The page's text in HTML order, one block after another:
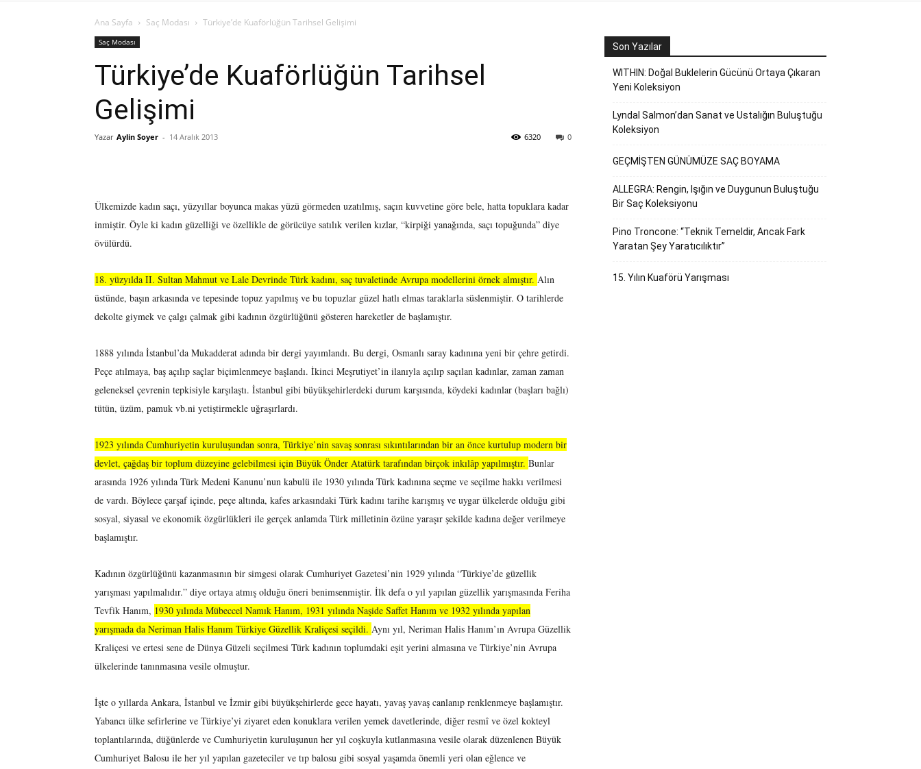
Ana Sayfa Saç Modası Türkiye’de Kuaförlüğün Tarihsel Gelişimi
Saç Modası
Türkiye’de Kuaförlüğün Tarihsel
Gelişimi
Yazar Aylin Soyer - 14 Aralık 2013 0
6320
Ülkemizde kadın saçı, yüzyıllar boyunca makas yüzü görmeden uzatılmış, saçın kuvvetine göre bele, hatta topuklara kadar
inmiştir. Öyle ki kadın güzelliği ve özellikle de görücüye satılık verilen kızlar, “kirpiği yanağında, saçı topuğunda” diye
övülürdü.
18. yüzyılda II. Sultan Mahmut ve Lale Devrinde Türk kadını, saç tuvaletinde Avrupa modellerini örnek almıştır. Alın
üstünde, başın arkasında ve tepesinde topuz yapılmış ve bu topuzlar güzel hatlı elmas taraklarla süslenmiştir. O tarihlerde
dekolte giymek ve çalgı çalmak gibi kadının özgürlüğünü gösteren hareketler de başlamıştır.
1888 yılında İstanbul’da Mukadderat adında bir dergi yayımlandı. Bu dergi, Osmanlı saray kadınına yeni bir çehre getirdi.
Peçe atılmaya, baş açılıp saçlar biçimlenmeye başlandı. İkinci Meşrutiyet’in ilanıyla açılıp saçılan kadınlar, zaman zaman
geleneksel çevrenin tepkisiyle karşılaştı. İstanbul gibi büyükşehirlerdeki durum karşısında, köydeki kadınlar (başları bağlı)
tütün, üzüm, pamuk vb.ni yetiştirmekle uğraşırlardı.
1923 yılında Cumhuriyetin kuruluşundan sonra, Türkiye’nin savaş sonrası sıkıntılarından bir an önce kurtulup modern bir
devlet, çağdaş bir toplum düzeyine gelebilmesi için Büyük Önder Atatürk tarafından birçok inkılâp yapılmıştır. Bunlar
arasında 1926 yılında Türk Medeni Kanunu’nun kabulü ile 1930 yılında Türk kadınına seçme ve seçilme hakkı verilmesi
de vardı. Böylece çarşaf içinde, peçe altında, kafes arkasındaki Türk kadını tarihe karışmış ve uygar ülkelerde olduğu gibi
sosyal, siyasal ve ekonomik özgürlükleri ile gerçek anlamda Türk milletinin özüne yaraşır şekilde kadına değer verilmeye
başlamıştır.
Kadının özgürlüğünü kazanmasının bir simgesi olarak Cumhuriyet Gazetesi’nin 1929 yılında “Türkiye’de güzellik
yarışması yapılmalıdır.” diye ortaya atmış olduğu öneri benimsenmiştir. İlk defa o yıl yapılan güzellik yarışmasında Feriha
Tevfik Hanım, 1930 yılında Mübeccel Namık Hanım, 1931 yılında Naşide Saffet Hanım ve 1932 yılında yapılan
yarışmada da Neriman Halis Hanım Türkiye Güzellik Kraliçesi seçildi. Aynı yıl, Neriman Halis Hanım’ın Avrupa Güzellik
Kraliçesi ve ertesi sene de Dünya Güzeli seçilmesi Türk kadının toplumdaki eşit yerini almasına ve Türkiye’nin Avrupa
ülkelerinde tanınmasına vesile olmuştur.
İşte o yıllarda Ankara, İstanbul ve İzmir gibi büyükşehirlerde gece hayatı, yavaş yavaş canlanıp renklenmeye başlamıştır.
Yabancı ülke sefirlerine ve Türkiye’yi ziyaret eden konuklara verilen yemek davetlerinde, diğer resmî ve özel kokteyl
toplantılarında, düğünlerde ve Cumhuriyetin kuruluşunun her yıl coşkuyla kutlanmasına vesile olarak düzenlenen Büyük
Cumhuriyet Balosu ile her yıl yapılan gazeteciler ve tıp balosu gibi sosyal yaşamda önemli yeri olan eğlence ve
Son Yazılar
WITHIN: Doğal Buklelerin Gücünü Ortaya Çıkaran
Yeni Koleksiyon
Lyndal Salmon’dan Sanat ve Ustalığın Buluştuğu
Koleksiyon
GEÇMİŞTEN GÜNÜMÜZE SAÇ BOYAMA
ALLEGRA: Rengin, Işığın ve Duygunun Buluştuğu
Bir Saç Koleksiyonu
Pino Troncone: “Teknik Temeldir, Ancak Fark
Yaratan Şey Yaratıcılıktır”
15. Yılın Kuaförü Yarışması